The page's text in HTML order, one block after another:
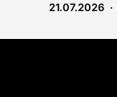
21.07.2026